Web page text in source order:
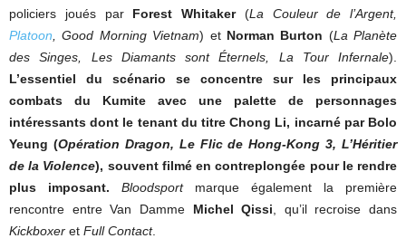
policiers joués par Forest Whitaker(La Couleur de l’Argent,
Platoon , Good Morning Vietnam) et Norman Burton (La Planète
des Singes, Les Diamants sont Éternels, La Tour Infernale).
L’essentiel du scénario se concentre sur les principaux
combats du Kumite avec une palette de personnages
intéressants dont le tenant du titre Chong Li, incarné par Bolo
Yeung (Opération Dragon, Le Flic de Hong-Kong 3, L’Héritier
de la Violence), souvent filmé en contreplongée pour le rendre
plus imposant.
Bloodsportmarque également la première
rencontre entre Van Damme Michel Qissi , qu’il recroise dans
Kickboxer et Full Contact.